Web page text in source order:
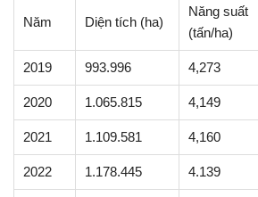
Năm Diện tích (ha)
Năng suất
(tấn/ha)
2019 993.996 4,273
2020 1.065.815 4,149
2021 1.109.581 4,160
2022 1.178.445 4.139